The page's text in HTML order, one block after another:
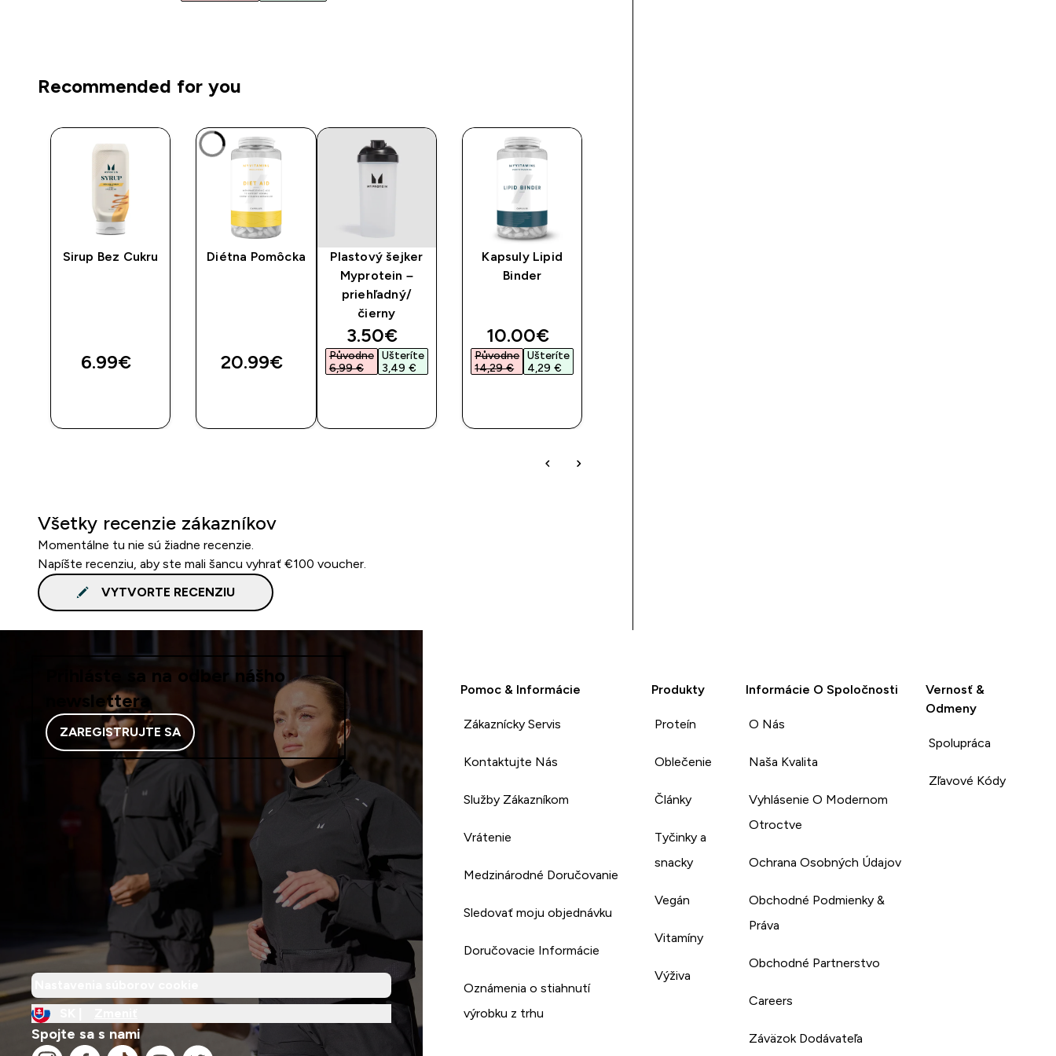
Recommended for you
Sirup Bez Cukru
6.99€‎
Diétna Pomôcka
20.99€‎
Plastový šejker
Myprotein –
priehľadný/
čierny
discounted price
3.50€‎
Původne
6,99 €‎
Ušteríte
3,49 €‎
Kapsuly Lipid
Binder
discounted price
10.00€‎
Původne
14,29 €‎
Ušteríte
4,29 €‎
Všetky recenzie zákazníkov
Momentálne tu nie sú žiadne recenzie.
Napíšte recenziu, aby ste mali šancu vyhrať €100 voucher.
VYTVORTE RECENZIU
Prihláste sa na odber nášho
newslettera
ZAREGISTRUJTE SA
Spojte sa s nami
Pomoc & Informácie
Zákaznícky Servis
Kontaktujte Nás
Služby Zákazníkom
Vrátenie
Medzinárodné Doručovanie
Sledovať moju objednávku
Doručovacie Informácie
Oznámenia o stiahnutí
výrobku z trhu
Produkty
Proteín
Oblečenie
Články
Tyčinky a
snacky
Vegán
Vitamíny
Výživa
Informácie O Spoločnosti
O Nás
Naša Kvalita
Vyhlásenie O Modernom
Otroctve
Ochrana Osobných Údajov
Obchodné Podmienky &
Práva
Obchodné Partnerstvo
Careers
Záväzok Dodávateľa
Vernosť &
Odmeny
Spolupráca
Zľavové Kódy